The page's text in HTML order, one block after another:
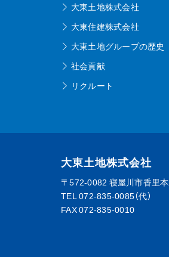
大東土地株式会社
大東住建株式会社
大東土地グループの歴史
社会貢献
リクルート
大東土地株式会社
〒572-0082 寝屋川市香里
TEL072-835-0085（代）
FAX 072-835-0010